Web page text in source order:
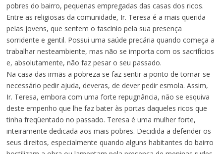
pobres do bairro, pequenas empregadas das casas dos ricos.
Entre as religiosas da comunidade, Ir. Teresa é a mais querida
pelas jovens, que sentem o fascínio pela sua presença
sorridente e gentil. Possui uma saúde precária quando começa a
trabalhar nesteambiente, mas não se importa com os sacrifícios
e, absolutamente, não faz pesar o seu passado.
Na casa das irmãs a pobreza se faz sentir a ponto de tornar-se
necessário pedir ajuda, deveras, de dever pedir esmola. Assim,
Ir. Teresa, embora com uma forte repugnância, não se esquiva
deste empenho que lhe faz bater às portas daqueles ricos que
tinha freqüentado no passado. Teresa é uma mulher forte,
inteiramente dedicada aos mais pobres. Decidida a defender os
seus direitos, especialmente quando alguns habitantes do bairro